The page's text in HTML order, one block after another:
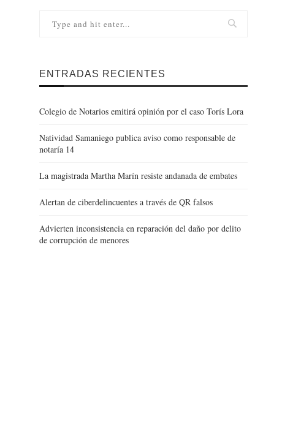
ENTRADAS RECIENTES
Colegio de Notarios emitirá opinión por el caso Torís Lora
Natividad Samaniego publica aviso como responsable de
notaría 14
La magistrada Martha Marín resiste andanada de embates
Alertan de ciberdelincuentes a través de QR falsos
Advierten inconsistencia en reparación del daño por delito
de corrupción de menores